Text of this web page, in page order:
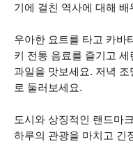
기에 걸친 역사에 대해 배
우아한 요트를 타고 카바
키 전통 음료를 즐기고
과일을 맛보세요. 저녁
로 둘러보세요.
도시와 상징적인 랜드마
하루의 관광을 마치고 긴